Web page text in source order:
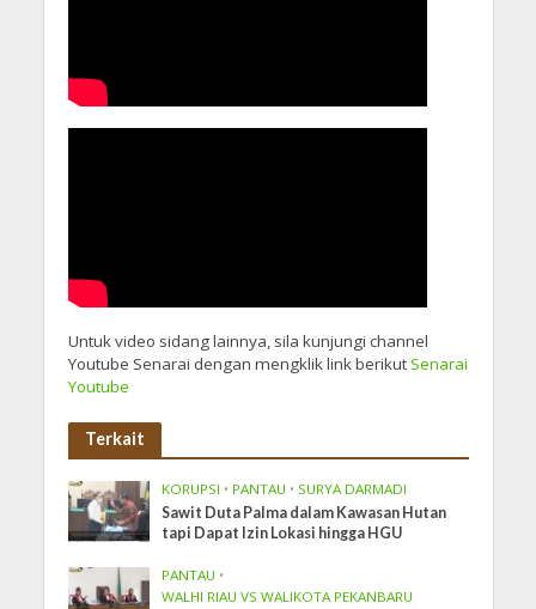
Untuk video sidang lainnya, sila kunjungi channel
Youtube Senarai dengan mengklik link berikutSenarai
Youtube
Terkait
KORUPSI • PANTAU • SURYA DARMADI
Sawit Duta Palma dalam Kawasan Hutan
tapi Dapat Izin Lokasi hingga HGU
PANTAU •
WALHI RIAU VS WALIKOTA PEKANBARU